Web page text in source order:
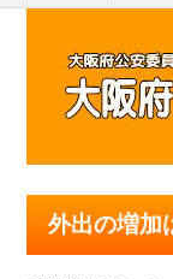
外出の増加